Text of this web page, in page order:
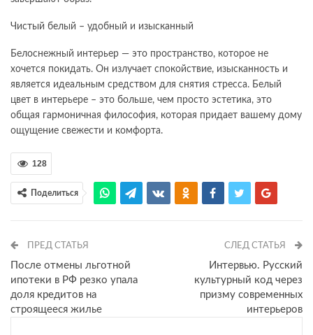
Чистый белый – удобный и изысканный
Белоснежный интерьер — это пространство, которое не
хочется покидать. Он излучает спокойствие, изысканность и
является идеальным средством для снятия стресса. Белый
цвет в интерьере – это больше, чем просто эстетика, это
общая гармоничная философия, которая придает вашему дому
ощущение свежести и комфорта.
128
Поделиться
ПРЕД СТАТЬЯ
После отмены льготной
ипотеки в РФ резко упала
доля кредитов на
строящееся жилье
СЛЕД СТАТЬЯ
Интервью. Русский
культурный код через
призму современных
интерьеров